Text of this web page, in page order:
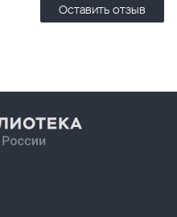
Оставить отзыв